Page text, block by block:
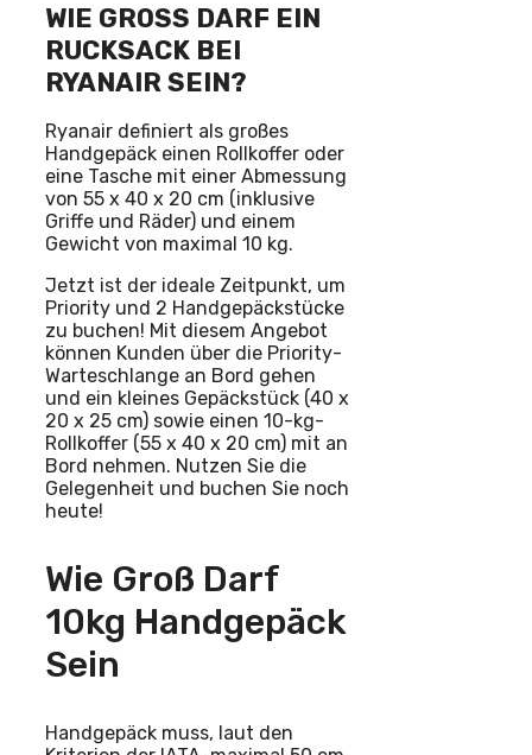
WIE GROSS DARF EIN
RUCKSACK BEI
RYANAIR SEIN?
Ryanair definiert als großes
Handgepäck einen Rollkoffer oder
eine Tasche mit einer Abmessung
von 55 x 40 x 20 cm (inklusive
Griffe und Räder) und einem
Gewicht von maximal 10 kg.
Jetzt ist der ideale Zeitpunkt, um
Priority und 2 Handgepäckstücke
zu buchen! Mit diesem Angebot
können Kunden über die Priority-
Warteschlange an Bord gehen
und ein kleines Gepäckstück (40 x
20 x 25 cm) sowie einen 10-kg-
Rollkoffer (55 x 40 x 20 cm) mit an
Bord nehmen. Nutzen Sie die
Gelegenheit und buchen Sie noch
heute!
Wie Groß Darf
10kg Handgepäck
Sein
Handgepäck muss, laut den